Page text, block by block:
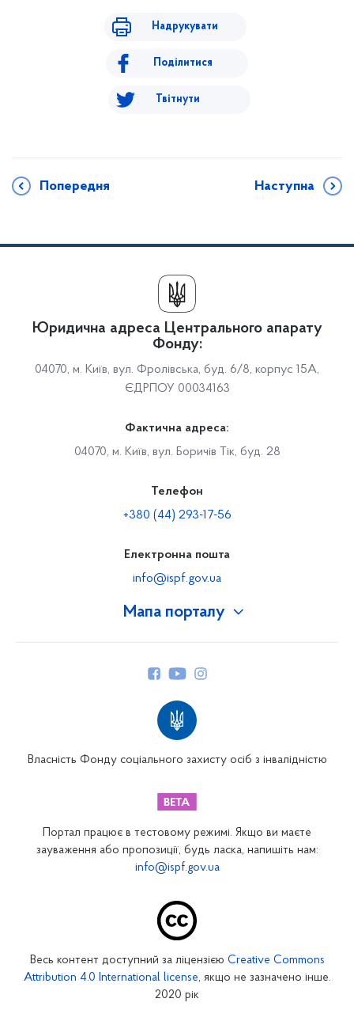
Надрукувати
Поділитися
Твітнути
Попередня Наступна
Мапа порталу
Закарпатське відділення
Запорізьке відділення
Кіровоградське відділення
Юридична адреса Центрального апарату
Фонду:
04070, м. Київ, вул. Фролівська, буд. 6/8, корпус 15А,
ЄДРПОУ 00034163
Фактична адреса:
04070, м. Київ, вул. Боричів Тік, буд. 28
Телефон
+380 (44) 293-17-56
Електронна пошта
info@ispf.gov.ua
Власність Фонду соціального захисту осіб з інвалідністю
Портал працює в тестовому режимі. Якщо ви маєте
зауваження або пропозиції, будь ласка, напишіть нам:
info@ispf.gov.ua
Весь контент доступний за ліцензією Creative Commons
Attribution 4.0 International license, якщо не зазначено інше.
2020 рік